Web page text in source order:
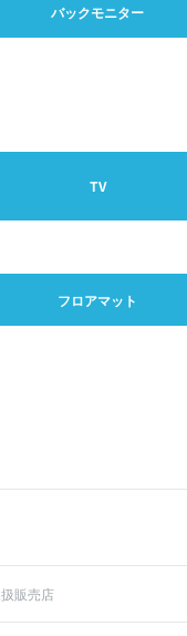
バックモニター
TV
フロアマット
販売店